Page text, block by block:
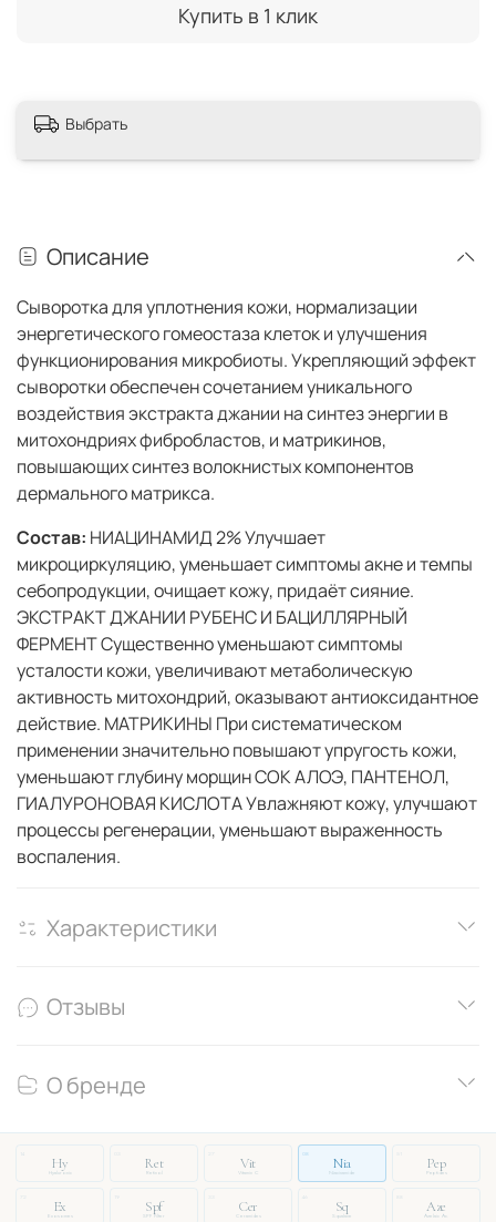
Купить в 1 клик
Выбрать
Описание
Сыворотка для уплотнения кожи, нормализации
энергетического гомеостаза клеток и улучшения
функционирования микробиоты. Укрепляющий эффект
сыворотки обеспечен сочетанием уникального
воздействия экстракта джании на синтез энергии в
митохондриях фибробластов, и матрикинов,
повышающих синтез волокнистых компонентов
дермального матрикса.
Состав: НИАЦИНАМИД 2% Улучшает
микроциркуляцию, уменьшает симптомы акне и темпы
себопродукции, очищает кожу, придаёт сияние.
ЭКСТРАКТ ДЖАНИИ РУБЕНС И БАЦИЛЛЯРНЫЙ
ФЕРМЕНТ Существенно уменьшают симптомы
усталости кожи, увеличивают метаболическую
активность митохондрий, оказывают антиоксидантное
действие. МАТРИКИНЫ При систематическом
применении значительно повышают упругость кожи,
уменьшают глубину морщин СОК АЛОЭ, ПАНТЕНОЛ,
ГИАЛУРОНОВАЯ КИСЛОТА Увлажняют кожу, улучшают
процессы регенерации, уменьшают выраженность
воспаления.
Характеристики
Отзывы
О бренде
14
Hy
Hyaluronic
Ret
Retinol
Vit
Vitamin C
08
Nia
Niacinamide
Pep
Peptides
Ex
Exosomes
Spf
SPF Filter
Cer
Ceramides
46
Sq
Squalane
Aze
Azelaic Ac.